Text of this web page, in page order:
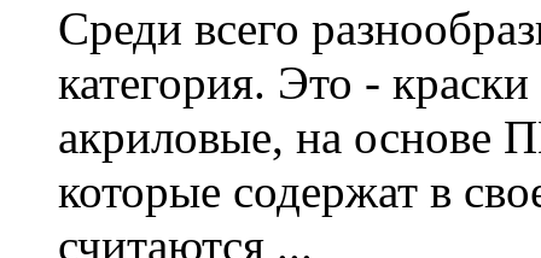
Среди всего
категория. Это -
акриловые, на основе
которые содержат в
считаются ...